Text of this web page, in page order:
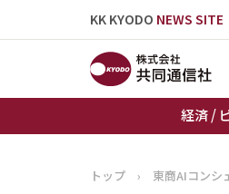
KK KYODO NEWS SITE
経済 /
トップ
トップ › 東商AIコンシ